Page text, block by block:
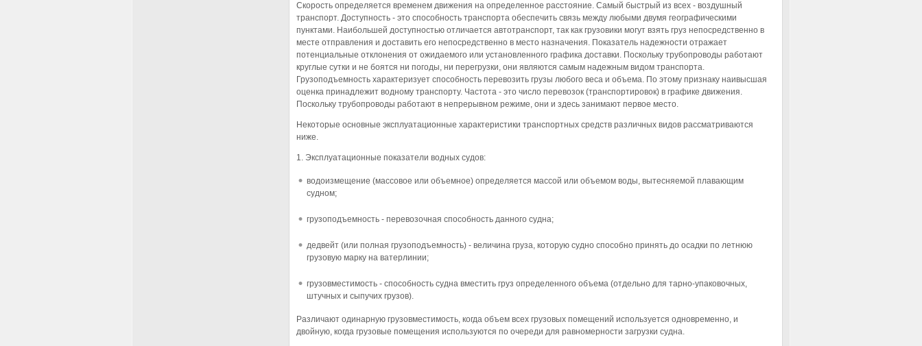
Скорость определяется временем движения на определенное расстояние. Самый быстрый из всех - воздушный
транспорт. Доступность - это способность транспорта обеспечить связь между любыми двумя географическими
пунктами. Наибольшей доступностью отличается автотранспорт, так как грузовики могут взять груз непосредственно в
месте отправления и доставить его непосредственно в место назначения. Показатель надежности отражает
потенциальные отклонения от ожидаемого или установленного графика доставки. Поскольку трубопроводы работают
круглые сутки и не боятся ни погоды, ни перегрузки, они являются самым надежным видом транспорта.
Грузоподъемность характеризует способность перевозить грузы любого веса и объема. По этому признаку наивысшая
оценка принадлежит водному транспорту. Частота - это число перевозок (транспортировок) в графике движения.
Поскольку трубопроводы работают в непрерывном режиме, они и здесь занимают первое место.
Некоторые основные эксплуатационные характеристики транспортных средств различных видов рассматриваются
ниже.
1. Эксплуатационные показатели водных судов:
водоизмещение (массовое или объемное) определяется массой или объемом воды, вытесняемой плавающим
судном;
грузоподъемность - перевозочная способность данного судна;
дедвейт (или полная грузоподъемность) - величина груза, которую судно способно принять до осадки по летнюю
грузовую марку на ватерлинии;
грузовместимость - способность судна вместить груз определенного объема (отдельно для тарно-упаковочных,
штучных и сыпучих грузов).
Различают одинарную грузовместимость, когда объем всех грузовых помещений используется одновременно, и
двойную, когда грузовые помещения используются по очереди для равномерности загрузки судна.